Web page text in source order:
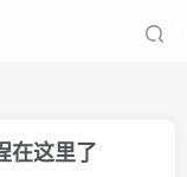
在这里了